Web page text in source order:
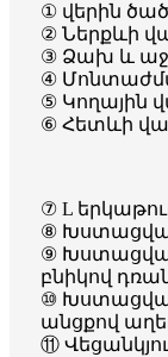
① վերին
② Ներքևի
③ Ձախ և աջ
④
⑤ Կողային
⑥ Հետևի
⑦ L
⑧
⑨
բնիկով
⑩
անցքով
⑪